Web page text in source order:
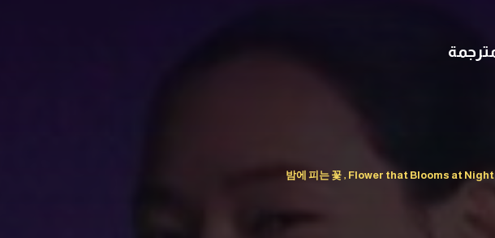
밤에 피는 꽃 , Flower that Blooms at